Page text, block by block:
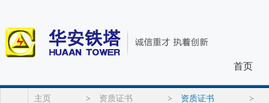
首页
主页 > 资质证书 > 资质证书 >